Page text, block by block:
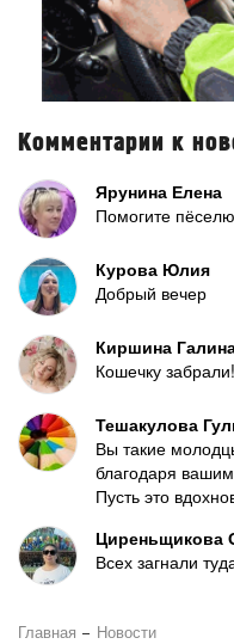
Комментарии к
Ярунина Елена
Помогите
Курова Юлия
Добрый вечер
Киршина
Кошечку
Тешакулова
Вы такие
благодаря
Пусть это
Циреньщикова
Всех загнали
Главная Новости